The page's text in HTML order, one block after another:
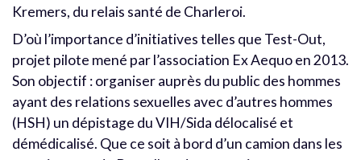
Kremers, du relais santé de Charleroi.
D’où l’importance d’initiatives telles que Test-Out,
projet pilote mené par l’association Ex Aequo en 2013.
Son objectif : organiser auprès du public des hommes
ayant des relations sexuelles avec d’autres hommes
(HSH) un dépistage du VIH/Sida délocalisé et
démédicalisé. Que ce soit à bord d’un camion dans les